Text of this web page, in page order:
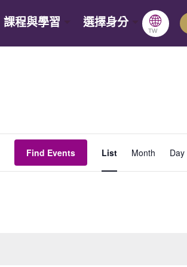
課程與學習 選擇身分 🌐
TW
Find Events List Month Day